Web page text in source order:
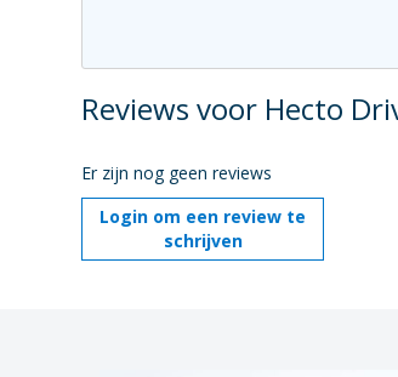
Reviews voor Hecto
Er zijn nog geen reviews
Login om een review te
schrijven